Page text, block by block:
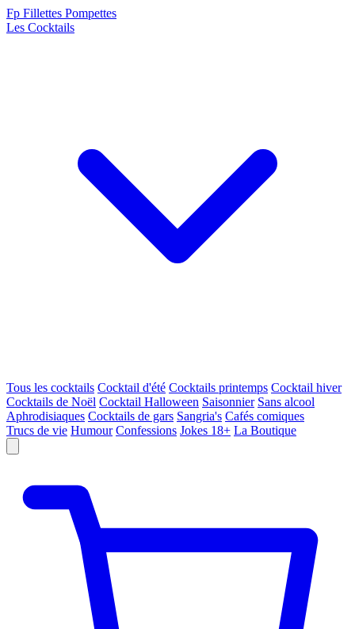
Fp Fillettes Pompettes
Les Cocktails
Tous les cocktails Cocktail d'été Cocktails printemps Cocktail hiver
Cocktails de Noël Cocktail Halloween Saisonnier Sans alcool
Aphrodisiaques Cocktails de gars Sangria's Cafés comiques
Trucs de vie Humour Confessions Jokes 18+ La Boutique